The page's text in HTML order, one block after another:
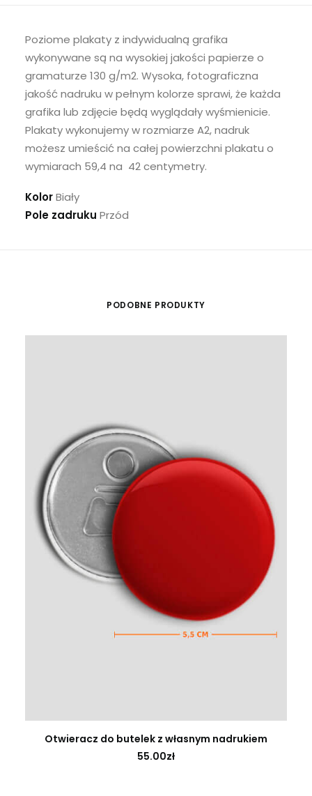
Poziome plakaty z indywidualną grafika
wykonywane są na wysokiej jakości papierze o
gramaturze 130 g/m2. Wysoka, fotograficzna
jakość nadruku w pełnym kolorze sprawi, że każda
grafika lub zdjęcie będą wyglądały wyśmienicie.
Plakaty wykonujemy w rozmiarze A2, nadruk
możesz umieścić na całej powierzchni plakatu o
wymiarach 59,4 na 42 centymetry.
KolorBiały
Pole zadruku Przód
PODOBNE PRODUKTY
GENERUJ NADRUK
Otwieracz do butelek z własnym nadrukiem
55.00zł